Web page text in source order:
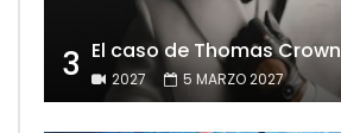
3 El caso de Thomas Crown
2027 5 MARZO 2027